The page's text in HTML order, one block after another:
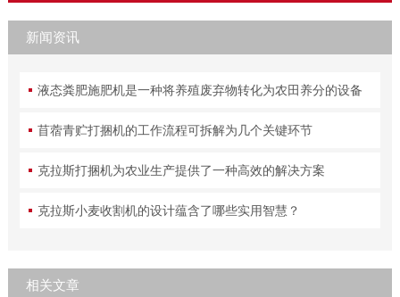
新闻资讯
液态粪肥施肥机是一种将养殖废弃物转化为农田养分的设备
苜蓿青贮打捆机的工作流程可拆解为几个关键环节
克拉斯打捆机为农业生产提供了一种高效的解决方案
克拉斯小麦收割机的设计蕴含了哪些实用智慧？
相关文章